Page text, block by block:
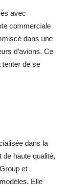
avec
commerciale
dans une
d’avions. Ce
tenter de se
dans la
haute qualité,
et
Elle